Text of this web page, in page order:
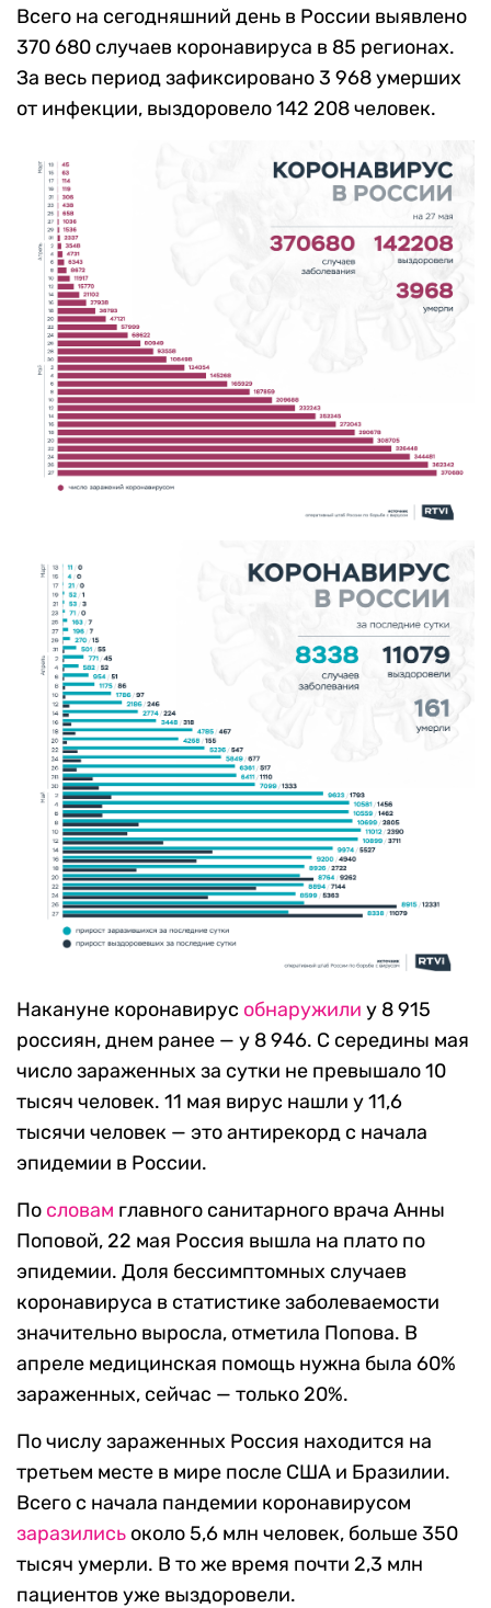
Всего на сегодняшний день в России выявлено
370 680 случаев коронавируса в 85 регионах.
За весь период зафиксировано 3 968 умерших
от инфекции, выздоровело 142 208 человек.
Накануне коронавирус обнаружили у 8 915
россиян, днем ранее — у 8 946. С середины мая
число зараженных за сутки не превышало 10
тысяч человек. 11 мая вирус нашли у 11,6
тысячи человек — это антирекорд с начала
эпидемии в России.
По словам главного санитарного врача Анны
Поповой, 22 мая Россия вышла на плато по
эпидемии. Доля бессимптомных случаев
коронавируса в статистике заболеваемости
значительно выросла, отметила Попова. В
апреле медицинская помощь нужна была 60%
зараженных, сейчас — только 20%.
По числу зараженных Россия находится на
третьем месте в мире после США и Бразилии.
Всего с начала пандемии коронавирусом
заразились около 5,6 млн человек, больше 350
тысяч умерли. В то же время почти 2,3 млн
пациентов уже выздоровели.